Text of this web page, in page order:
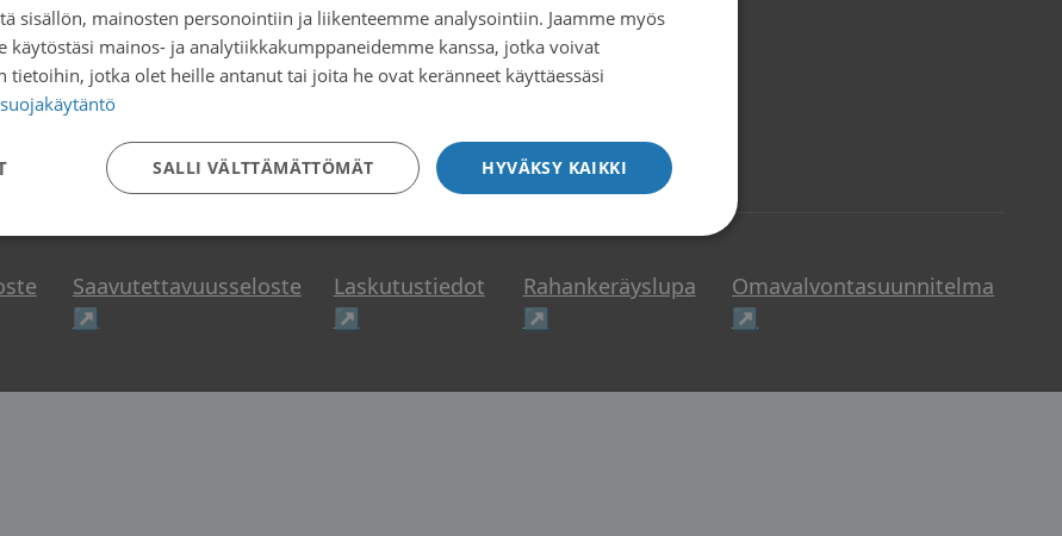
ikkunaan
Saavutettavuusseloste
↗
Avautuu uuteen ikkunaan
Laskutustiedot
↗
Avautuu uuteen ikkunaan
Rahankeräyslupa
↗
Avautuu uuteen ikkunaan
Omavalvontasuunnitelma
↗
sisällön, mainosten personointiin ja liikenteemme analysointiin. Jaamme myös
käytöstäsi mainos- ja analytiikkakumppaneidemme kanssa, jotka voivat
tietoihin, jotka olet heille antanut tai joita he ovat keränneet käyttäessäsi
HYVÄKSY KAIKKI
SALLI VÄLTTÄMÄTTÖMÄT